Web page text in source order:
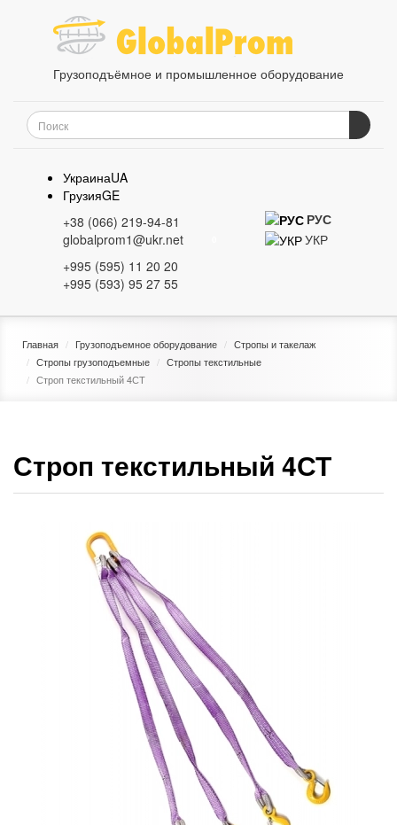
Грузоподъёмное и промышленное оборудование
УкраинаUA
ГрузияGE
+38 (066) 219-94-81
globalprom1@ukr.net
+995 (595) 11 20 20
+995 (593) 95 27 55
РУС
УКР
Главная Грузоподъемное оборудование
Стропы и такелаж
Стропы грузоподъемные
Стропы текстильные
Строп текстильный 4СТ
Строп текстильный 4СТ